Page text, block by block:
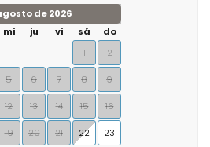
de 2026
mi ju vi sá
do
1
2
5 6 7 8 9
12 13 14 15 16
19 20 21 22 23